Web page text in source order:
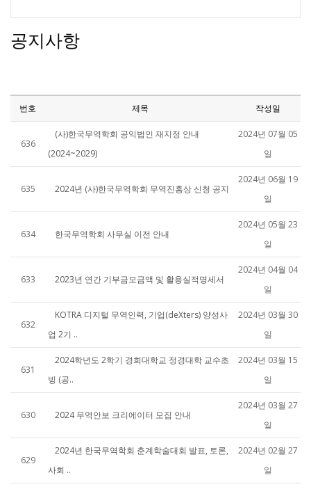
공지사항
번호 제목 작성일
636
(사)한국무역학회 공익법인 재지정 안내
(2024~2029)
2024년 07월 05
일
635 2024년 (사)한국무역학회 무역진흥상 신청 공지
2024년 06월 19
일
634 한국무역학회 사무실 이전 안내
2024년 05월 23
일
633 2023년 연간 기부금모금액 및 활용실적명세서
2024년 04월 04
일
632
KOTRA 디지털 무역인력, 기업(deXters) 양성사
업 2기 ..
2024년 03월 30
일
631
2024학년도 2학기 경희대학교 정경대학 교수초
빙 (공..
2024년 03월 15
일
630 2024 무역안보 크리에이터 모집 안내
2024년 03월 27
일
629
2024년 한국무역학회 춘계학술대회 발표, 토론,
사회 ..
2024년 02월 27
일